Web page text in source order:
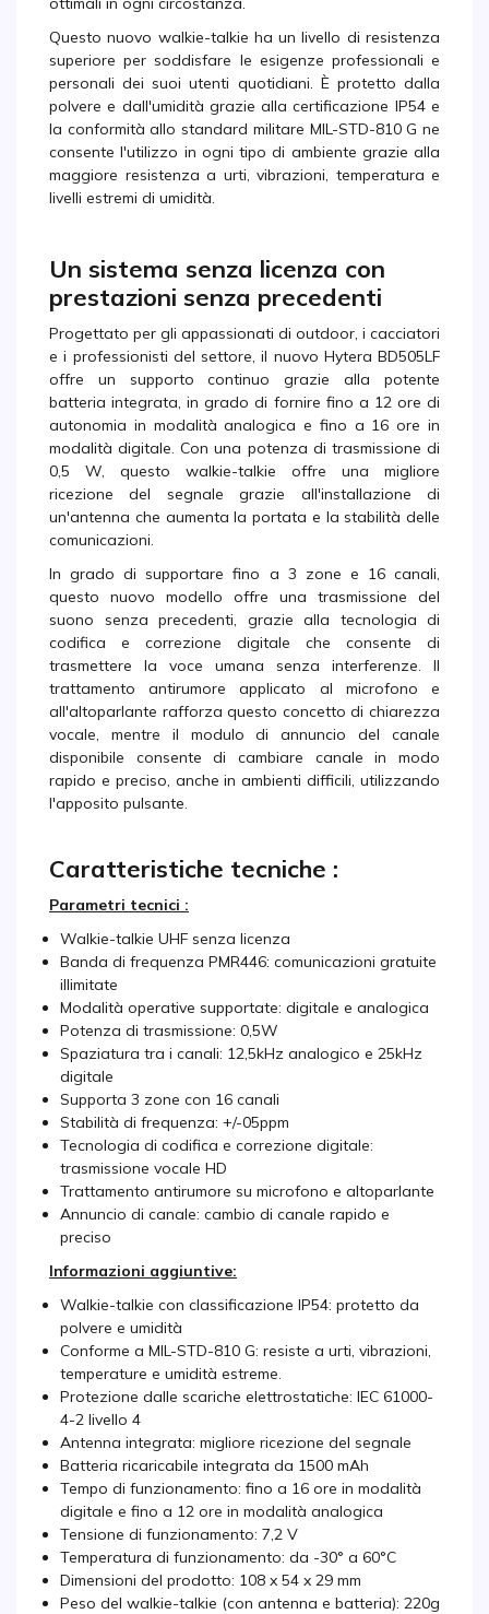
Questo nuovo walkie-talkie ha un livello di resistenza
superiore per soddisfare le esigenze professionali e
personali dei suoi utenti quotidiani. È protetto dalla
polvere e dall'umidità grazie alla certificazione IP54 e
la conformità allo standard militare MIL-STD-810 G ne
consente l'utilizzo in ogni tipo di ambiente grazie alla
maggiore resistenza a urti, vibrazioni, temperatura e
livelli estremi di umidità.
Un sistema senza licenza con
prestazioni senza precedenti
Progettato per gli appassionati di outdoor, i cacciatori
e i professionisti del settore, il nuovo Hytera BD505LF
offre un supporto continuo grazie alla potente
batteria integrata, in grado di fornire fino a 12 ore di
autonomia in modalità analogica e fino a 16 ore in
modalità digitale. Con una potenza di trasmissione di
0,5 W, questo walkie-talkie offre una migliore
ricezione del segnale grazie all'installazione di
un'antenna che aumenta la portata e la stabilità delle
comunicazioni.
In grado di supportare fino a 3 zone e 16 canali,
questo nuovo modello offre una trasmissione del
suono senza precedenti, grazie alla tecnologia di
codifica e correzione digitale che consente di
trasmettere la voce umana senza interferenze. Il
trattamento antirumore applicato al microfono e
all'altoparlante rafforza questo concetto di chiarezza
vocale, mentre il modulo di annuncio del canale
disponibile consente di cambiare canale in modo
rapido e preciso, anche in ambienti difficili, utilizzando
l'apposito pulsante.
Caratteristiche tecniche :
Parametri tecnici :
Walkie-talkie UHF senza licenza
Banda di frequenza PMR446: comunicazioni gratuite
illimitate
Modalità operative supportate: digitale e analogica
Potenza di trasmissione: 0,5W
Spaziatura tra i canali: 12,5kHz analogico e 25kHz
digitale
Supporta 3 zone con 16 canali
Stabilità di frequenza: +/-05ppm
Tecnologia di codifica e correzione digitale:
trasmissione vocale HD
Trattamento antirumore su microfono e altoparlante
Annuncio di canale: cambio di canale rapido e
preciso
Informazioni aggiuntive:
Walkie-talkie con classificazione IP54: protetto da
polvere e umidità
Conforme a MIL-STD-810 G: resiste a urti, vibrazioni,
temperature e umidità estreme.
Protezione dalle scariche elettrostatiche: IEC 61000-
4-2 livello 4
Antenna integrata: migliore ricezione del segnale
Batteria ricaricabile integrata da 1500 mAh
Tempo di funzionamento: fino a 16 ore in modalità
digitale e fino a 12 ore in modalità analogica
Tensione di funzionamento: 7,2 V
Temperatura di funzionamento: da -30° a 60°C
Dimensioni del prodotto: 108 x 54 x 29 mm
Peso del walkie-talkie (con antenna e batteria): 220g